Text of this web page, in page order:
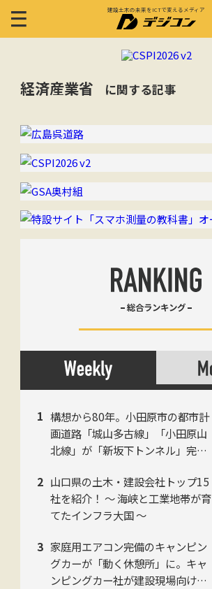
建設土木の未来をICTで変えるメディア
経済産業省 に関する記事
総合ランキング
構想から80年。小田原市の都市計
画道路「城山多古線」「小田原山
北線」が「新坂下トンネル」完成
山口県の土木・建設会社トップ15
社を紹介！ 〜 海峡と工業地帯が育
てたインフラ大国 〜
家庭用エアコン完備のキャンピン
グカーが「動く休憩所」に。キャ
ンピングカー社が建設現場向け法